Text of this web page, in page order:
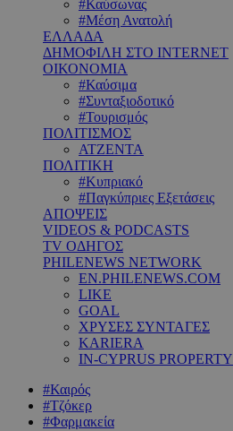
#Καύσωνας
#Μέση Ανατολή
ΕΛΛΑΔΑ
ΔΗΜΟΦΙΛΗ ΣΤΟ INTERNET
ΟΙΚΟΝΟΜΙΑ
#Καύσιμα
#Συνταξιοδοτικό
#Τουρισμός
ΠΟΛΙΤΙΣΜΟΣ
ΑΤΖΕΝΤΑ
ΠΟΛΙΤΙΚΗ
#Κυπριακό
#Παγκύπριες Εξετάσεις
ΑΠΟΨΕΙΣ
VIDEOS & PODCASTS
TV ΟΔΗΓΟΣ
PHILENEWS NETWORK
EN.PHILENEWS.COM
LIKE
GOAL
ΧΡΥΣΕΣ ΣΥΝΤΑΓΕΣ
KARIERA
IN-CYPRUS PROPERTY
#Καιρός
#Τζόκερ
#Φαρμακεία